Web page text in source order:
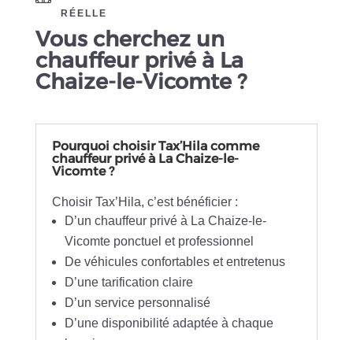
RÉELLE
Vous cherchez un
chauffeur privé à La
Chaize-le-Vicomte ?
Pourquoi choisir Tax’Hila comme
chauffeur privé à La Chaize-le-
Vicomte ?
Choisir Tax’Hila, c’est bénéficier :
D’un chauffeur privé à La Chaize-le-
Vicomte ponctuel et professionnel
De véhicules confortables et entretenus
D’une tarification claire
D’un service personnalisé
D’une disponibilité adaptée à chaque